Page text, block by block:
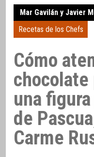
Mar Gavilán y Javier
Recetas de los Chefs
Cómo
chocolate
una
de
Carme